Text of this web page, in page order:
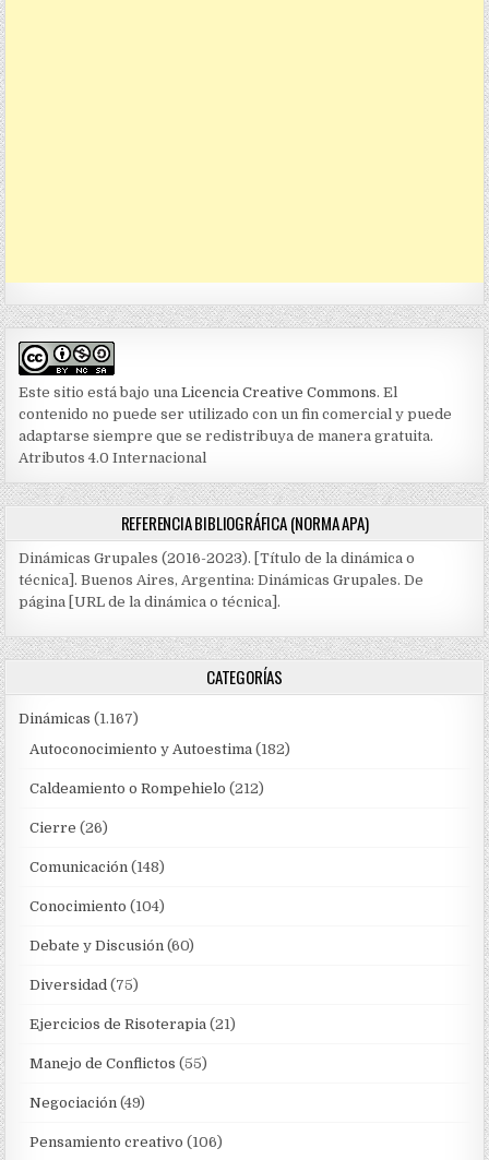
Este sitio está bajo unaLicencia Creative Commons. El
contenido no puede ser utilizado con un fin comercial y puede
adaptarse siempre que se redistribuya de manera gratuita.
Atributos 4.0 Internacional
REFERENCIA BIBLIOGRÁFICA (NORMA APA)
Dinámicas Grupales (2016-2023). [Título de la dinámica o
técnica]. Buenos Aires, Argentina: Dinámicas Grupales. De
página [URL de la dinámica o técnica].
CATEGORÍAS
Dinámicas (1.167)
Autoconocimiento y Autoestima (182)
Caldeamiento o Rompehielo (212)
Cierre (26)
Comunicación (148)
Conocimiento (104)
Debate y Discusión (60)
Diversidad (75)
Ejercicios de Risoterapia (21)
Manejo de Conflictos (55)
Negociación (49)
Pensamiento creativo (106)